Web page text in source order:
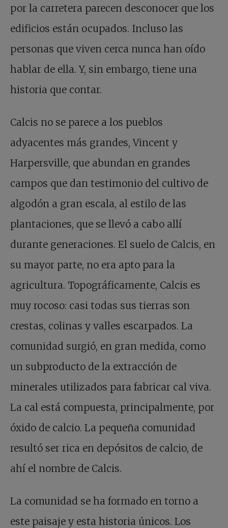
por la carretera parecen desconocer que los
edificios están ocupados. Incluso las
personas que viven cerca nunca han oído
hablar de ella. Y, sin embargo, tiene una
historia que contar.
Calcis no se parece a los pueblos
adyacentes más grandes, Vincent y
Harpersville, que abundan en grandes
campos que dan testimonio del cultivo de
algodón a gran escala, al estilo de las
plantaciones, que se llevó a cabo allí
durante generaciones. El suelo de Calcis, en
su mayor parte, no era apto para la
agricultura. Topográficamente, Calcis es
muy rocoso: casi todas sus tierras son
crestas, colinas y valles escarpados. La
comunidad surgió, en gran medida, como
un subproducto de la extracción de
minerales utilizados para fabricar cal viva.
La cal está compuesta, principalmente, por
óxido de calcio. La pequeña comunidad
resultó ser rica en depósitos de calcio, de
ahí el nombre de Calcis.
La comunidad se ha formado en torno a
este paisaje y esta historia únicos. Los